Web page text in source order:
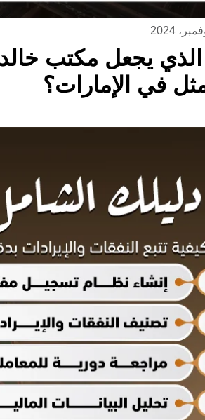
يجعل مكتب خالد
في الإمارات؟